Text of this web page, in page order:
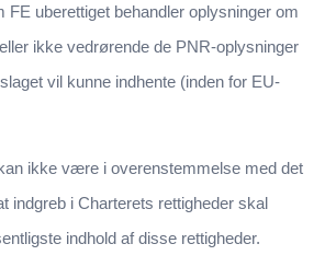
FE uberettiget behandler oplysninger om
ikke vedrørende de PNR-oplysninger
vil kunne indhente (inden for EU-
ikke være i overenstemmelse med det
indgreb i Charterets rettigheder skal
indhold af disse rettigheder.